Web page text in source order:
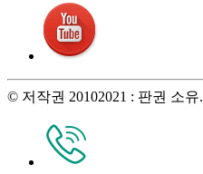
© 저작권 20102021 : 판권 소유.